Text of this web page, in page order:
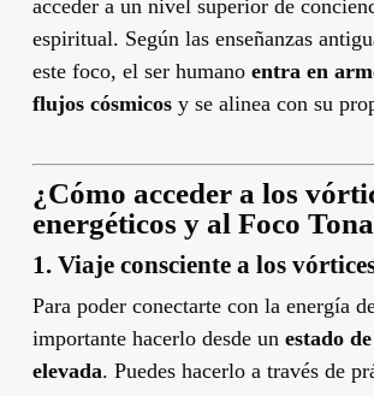
acceder a un nivel superior de
espiritual. Según las enseñanzas
este foco, el ser humano entra en
flujos cósmicosy se alinea con su
¿Cómo acceder a los
energéticos y al Foco
1. Viaje consciente a los
Para poder conectarte con la energía
importante hacerlo desde un estado
elevada. Puedes hacerlo a través de